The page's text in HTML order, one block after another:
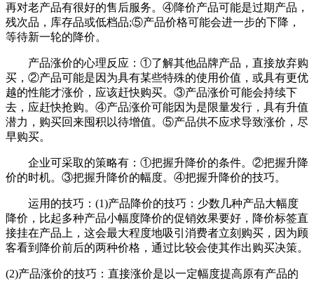
再对老产品有很好的售后服务。④降价产品可能是过期产品，
残次品，库存品或低档品;⑤产品价格可能会进一步的下降，
等待新一轮的降价。
产品涨价的心理反应：①了解其他品牌产品，直接放弃购
买，②产品可能是因为具有某些特殊的使用价值，或具有更优
越的性能才涨价，应该赶快购买。③产品涨价可能会持续下
去，应赶快抢购。④产品涨价可能因为是限量发行，具有升值
潜力，购买回来囤积以待增值。⑤产品供不应求导致涨价，尽
早购买。
企业可采取的策略有：①把握升降价的条件。②把握升降
价的时机。③把握升降价的幅度。④把握升降价的技巧。
运用的技巧：(1)产品降价的技巧：少数几种产品大幅度
降价，比起多种产品小幅度降价的促销效果要好，降价标签直
接挂在产品上，这会最大程度地吸引消费者立刻购买，因为顾
客看到降价前后的两种价格，通过比较会使其作出购买决策。
(2)产品涨价的技巧：直接涨价是以一定幅度提高原有产品的